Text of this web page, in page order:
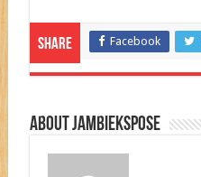
Share Facebook
About jambiekspose